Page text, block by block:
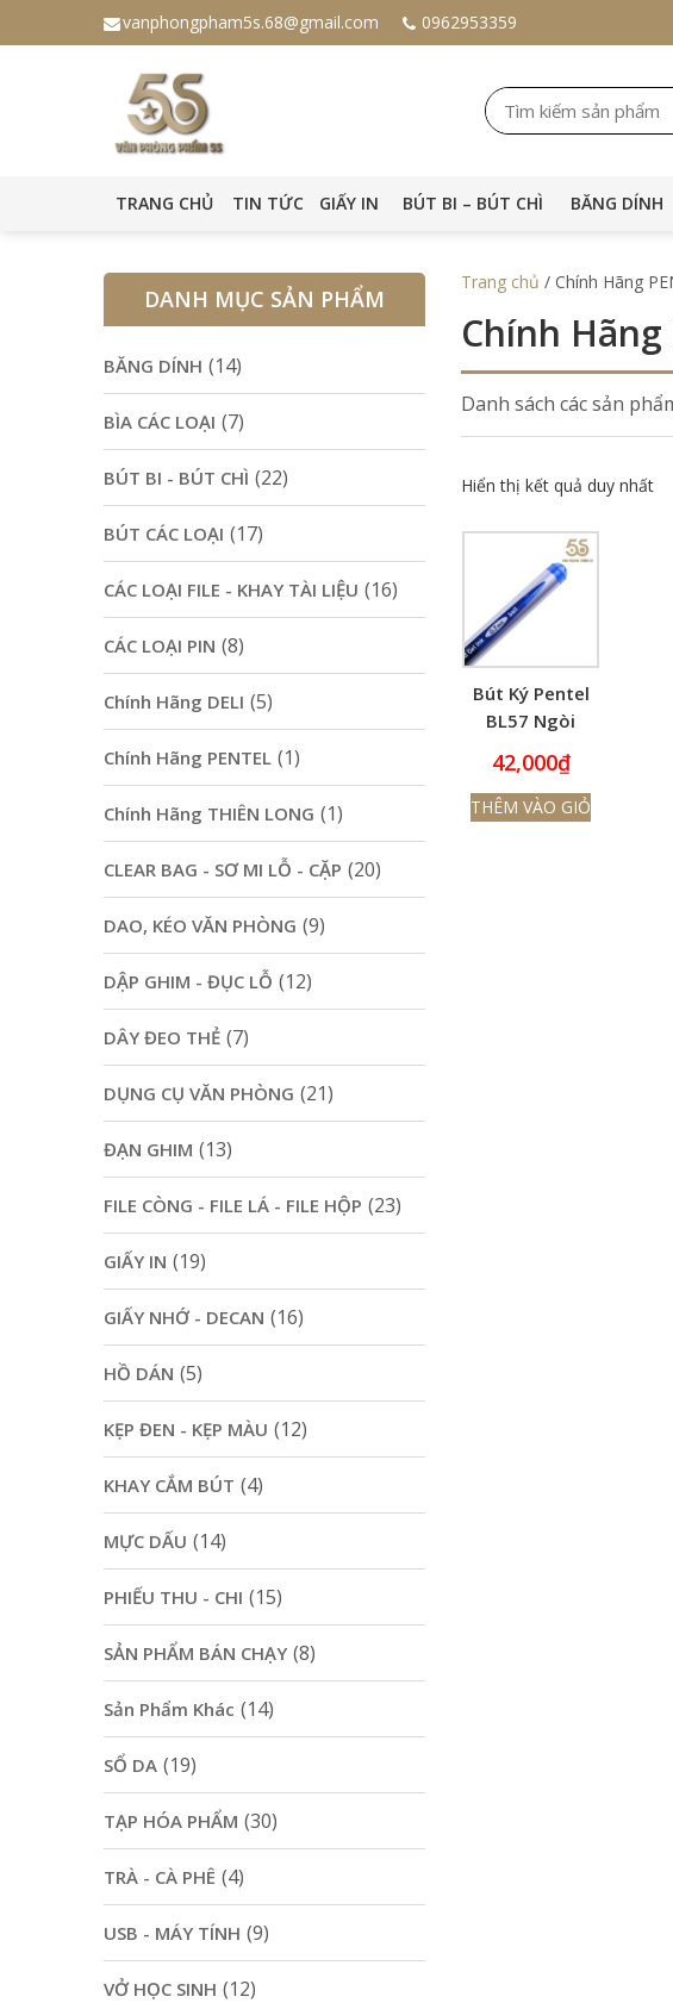
vanphongpham5s.68@gmail.com 0962953359
TRANG CHỦ TIN TỨC GIẤY IN BÚT BI – BÚT CHÌ BĂNG DÍNH
Trang chủ / Chính Hãng
Chính Hãng
Danh sách các sản
Hiển thị kết quả duy nhất
Bút Ký Pentel
BL57 Ngòi
42,000₫
THÊM VÀO GIỎ
DANH MỤC SẢN PHẨM
BĂNG DÍNH (14)
BÌA CÁC LOẠI (7)
BÚT BI - BÚT CHÌ (22)
BÚT CÁC LOẠI (17)
CÁC LOẠI FILE - KHAY TÀI LIỆU (16)
CÁC LOẠI PIN (8)
Chính Hãng DELI (5)
Chính Hãng PENTEL (1)
Chính Hãng THIÊN LONG (1)
CLEAR BAG - SƠ MI LỖ - CẶP (20)
DAO, KÉO VĂN PHÒNG (9)
DẬP GHIM - ĐỤC LỖ (12)
DÂY ĐEO THẺ (7)
DỤNG CỤ VĂN PHÒNG (21)
ĐẠN GHIM (13)
FILE CÒNG - FILE LÁ - FILE HỘP (23)
GIẤY IN (19)
GIẤY NHỚ - DECAN (16)
HỒ DÁN (5)
KẸP ĐEN - KẸP MÀU (12)
KHAY CẮM BÚT (4)
MỰC DẤU (14)
PHIẾU THU - CHI (15)
SẢN PHẨM BÁN CHẠY (8)
Sản Phẩm Khác (14)
SỔ DA (19)
TẠP HÓA PHẨM (30)
TRÀ - CÀ PHÊ (4)
USB - MÁY TÍNH (9)
VỞ HỌC SINH (12)